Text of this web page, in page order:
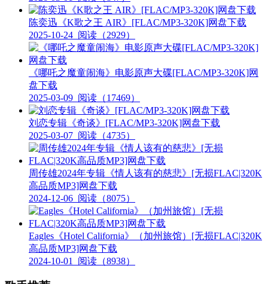
陈奕迅《K歌之王 AIR》[FLAC/MP3-320K]网盘下载
2025-10-24 阅读（2929）
《哪吒之魔童闹海》电影原声大碟[FLAC/MP3-320K]网
盘下载
2025-03-09 阅读（17469）
刘恋专辑《奇谈》[FLAC/MP3-320K]网盘下载
2025-03-07 阅读（4735）
周传雄2024年专辑《情人该有的慈悲》[无损FLAC|320K
高品质MP3]网盘下载
2024-12-06 阅读（8075）
Eagles《Hotel California》（加州旅馆）[无损FLAC|320K
高品质MP3]网盘下载
2024-10-01
阅读（8938）